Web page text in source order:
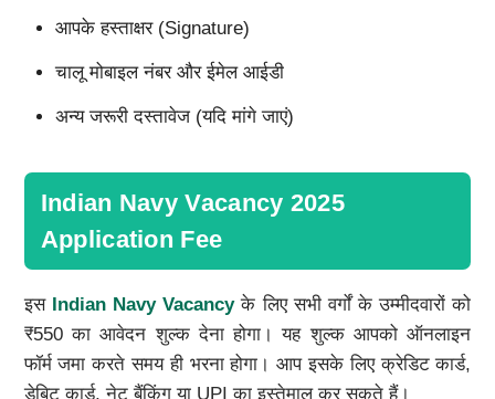
आपके हस्ताक्षर (Signature)
चालू मोबाइल नंबर और ईमेल आईडी
अन्य जरूरी दस्तावेज (यदि मांगे जाएं)
Indian Navy Vacancy 2025
Application Fee
इस Indian Navy Vacancyके लिए सभी वर्गों के उम्मीदवारों को
₹550 का आवेदन शुल्क देना होगा। यह शुल्क आपको ऑनलाइन
फॉर्म जमा करते समय ही भरना होगा। आप इसके लिए क्रेडिट कार्ड,
डेबिट कार्ड, नेट बैंकिंग या UPI का इस्तेमाल कर सकते हैं।